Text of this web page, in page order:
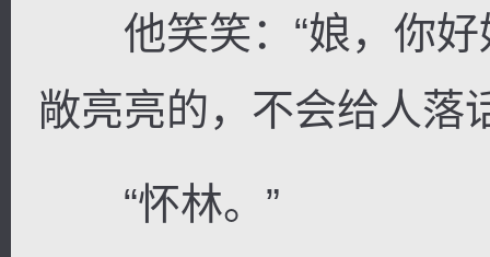
他笑笑：“娘，你好
敞亮亮的，不会给人落
“怀林。”